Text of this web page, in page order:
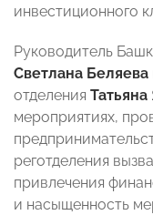
инвестиционного
Руководитель
Светлана Беляева
отделения
мероприятиях,
реготделения
привлечения
и насыщенность